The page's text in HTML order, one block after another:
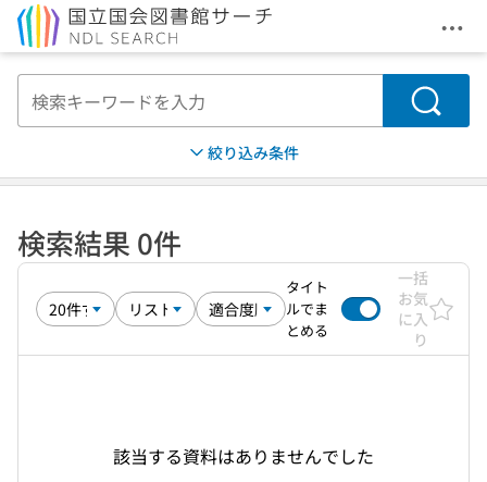
メ
検索
絞り込み条件
検索結果 0件
タイト
ルでま
とめる
一括
お気
に入
り
該当する資料はありませんでした